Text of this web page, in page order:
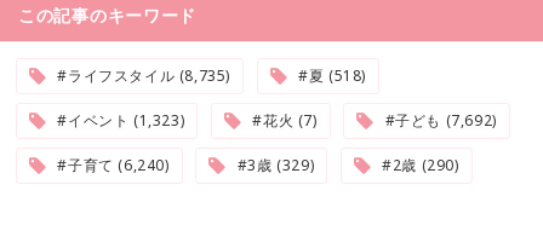
この記事のキーワード
#ライフスタイル (8,735) #夏 (518)
#イベント (1,323) #花火 (7) #子ども (7,692)
#子育て (6,240) #3歳 (329) #2歳 (290)